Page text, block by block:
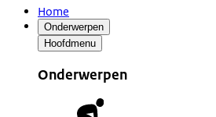
Home
Onderwerpen
Hoofdmenu
Onderwerpen